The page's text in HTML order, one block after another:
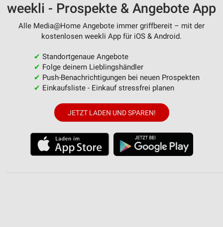
weekli - Prospekte & Angebote App
Alle Media@Home Angebote immer griffbereit – mit der
kostenlosen weekli App für iOS & Android.
✔ Standortgenaue Angebote
✔ Folge deinem Lieblingshändler
✔ Push-Benachrichtigungen bei neuen Prospekten
✔ Einkaufsliste - Einkauf stressfrei planen
JETZT LADEN UND SPAREN!